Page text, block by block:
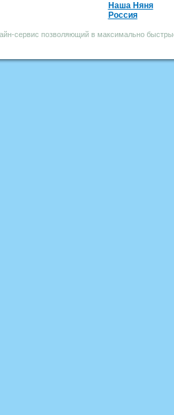
Наша Няня
Россия
сервис позволяющий в максимально